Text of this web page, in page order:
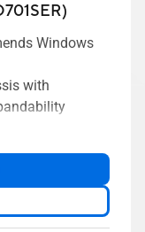
Windows
with
military